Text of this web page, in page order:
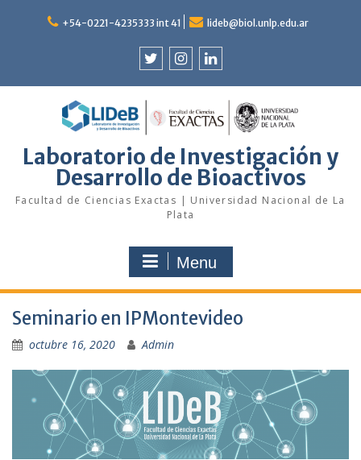
+54-0221-4235333 int 41 lideb@biol.unlp.edu.ar
Laboratorio de Investigación y
Desarrollo de Bioactivos
Facultad de Ciencias Exactas | Universidad Nacional de La
Plata
Menu
Seminario en IPMontevideo
octubre 16, 2020 Admin